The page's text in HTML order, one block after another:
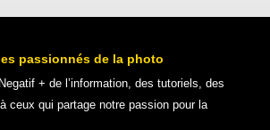
passionnés de la photo
+ de l’information, des tutoriels, des
ceux qui partage notre passion pour la